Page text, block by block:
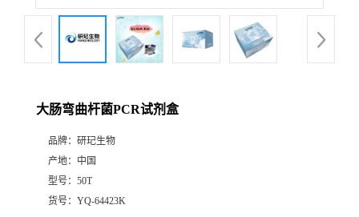
大肠弯曲杆菌PCR试剂盒
品牌： 研玘生物
产地： 中国
型号： 50T
货号： YQ-64423K